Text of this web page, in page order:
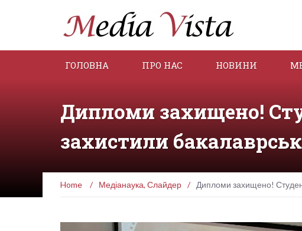
ГОЛОВНА ПРО НАС НОВИНИ
Дипломи захищено!
захистили
Home / Медіанаука, Слайдер / Дипломи захищено!